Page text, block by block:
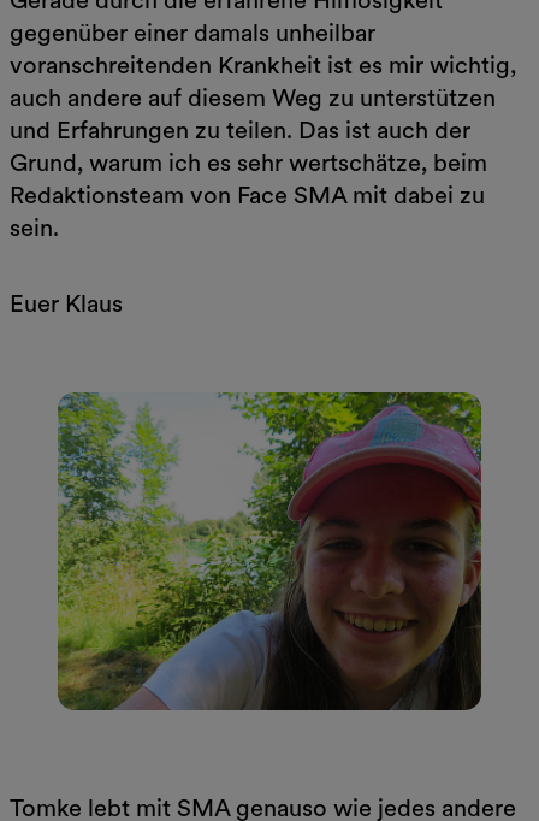
gegenüber einer damals unheilbar
voranschreitenden Krankheit ist es mir wichtig,
auch andere auf diesem Weg zu unterstützen
und Erfahrungen zu teilen. Das ist auch der
Grund, warum ich es sehr wertschätze, beim
Redaktionsteam von Face SMA mit dabei zu
sein.
Euer Klaus
Tomke lebt mit SMA genauso wie jedes andere